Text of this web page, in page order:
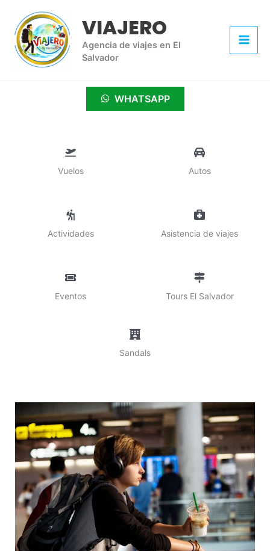
contenido
VIAJERO
Agencia de viajes en El
Salvador
WHATSAPP
Vuelos Autos
Actividades Asistencia de viajes
Eventos Tours El Salvador
Sandals